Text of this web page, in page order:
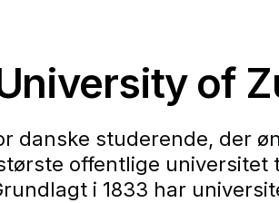
of
danske studerende, der
offentlige universitet
i 1833 har